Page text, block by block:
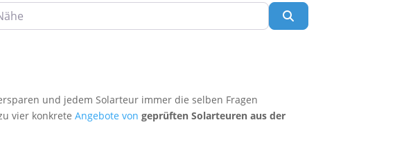
und jedem Solarteur immer die selben Fragen
vier konkreteAngebote vongeprüften Solarteuren aus der